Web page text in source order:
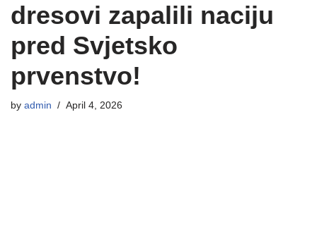
dresovi zapalili naciju
pred Svjetsko
prvenstvo!
by admin April 4, 2026